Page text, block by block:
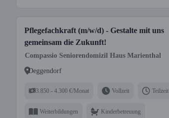
Pflegefachkraft (m/w/d) - Gestalte mit uns
gemeinsam die Zukunft!
Compassio Seniorendomizil Haus Marienthal
Deggendorf
3.850 - 4.300 €/Monat Vollzeit Teilzeit
Weiterbildungen Kinderbetreuung